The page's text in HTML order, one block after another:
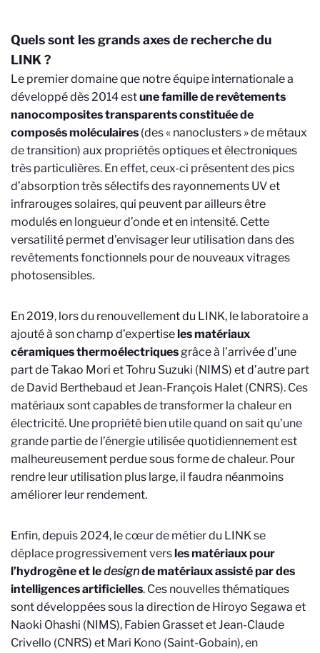
Quels sont les grands axes de recherche du
LINK ?
Le premier domaine que notre équipe internationale a
développé dès 2014 estune famille de revêtements
nanocomposites transparents constituée de
composés moléculaires (des « nanoclusters » de métaux
de transition) aux propriétés optiques et électroniques
très particulières. En effet, ceux-ci présentent des pics
d’absorption très sélectifs des rayonnements UV et
infrarouges solaires, qui peuvent par ailleurs être
modulés en longueur d’onde et en intensité. Cette
versatilité permet d’envisager leur utilisation dans des
revêtements fonctionnels pour de nouveaux vitrages
photosensibles.
En 2019, lors du renouvellement du LINK, le laboratoire a
ajouté à son champ d’expertiseles matériaux
céramiques thermoélectriquesgrâce à l’arrivée d’une
part de Takao Mori et Tohru Suzuki (NIMS) et d’autre part
de David Berthebaud et Jean-François Halet (CNRS). Ces
matériaux sont capables de transformer la chaleur en
électricité. Une propriété bien utile quand on sait qu’une
grande partie de l’énergie utilisée quotidiennement est
malheureusement perdue sous forme de chaleur. Pour
rendre leur utilisation plus large, il faudra néanmoins
améliorer leur rendement.
Enfin, depuis 2024, le cœur de métier du LINK se
déplace progressivement versles matériaux pour
l’hydrogène et ledesignde matériaux assisté par des
intelligences artificielles. Ces nouvelles thématiques
sont développées sous la direction de Hiroyo Segawa et
Naoki Ohashi (NIMS), Fabien Grasset et Jean-Claude
Crivello (CNRS) et Mari Kono (Saint-Gobain), en